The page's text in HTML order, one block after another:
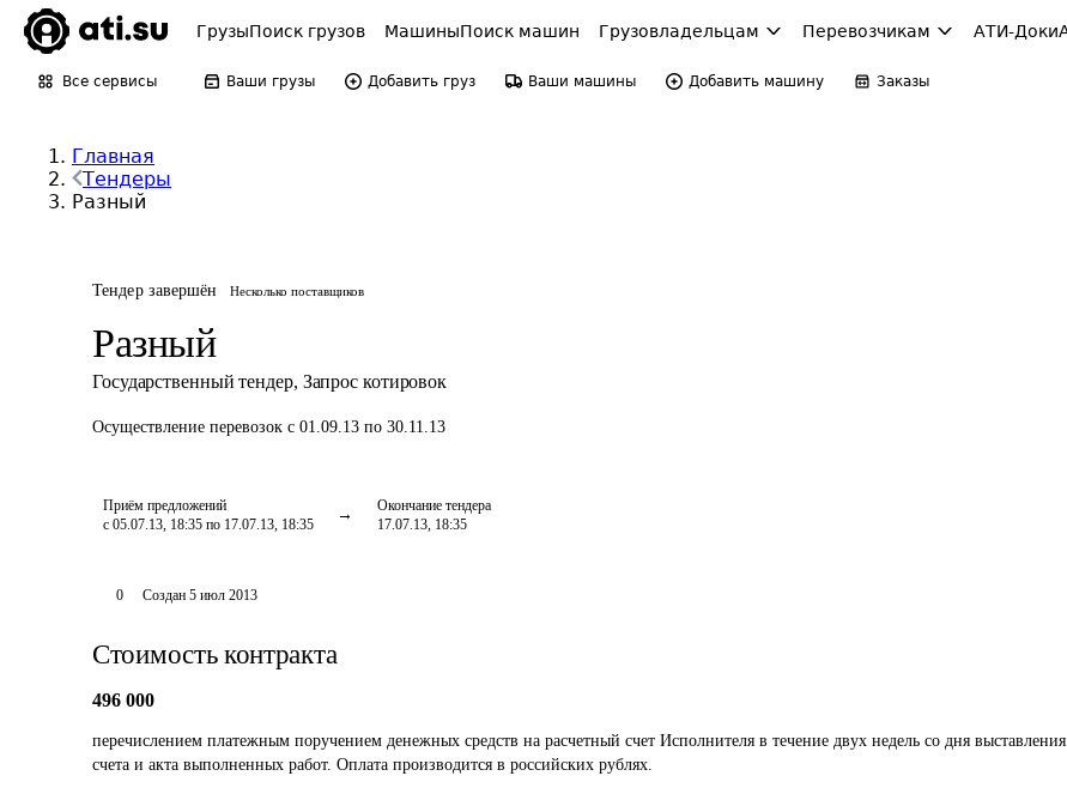
ГрузыПоиск грузов МашиныПоиск машин Грузовладельцам Перевозчикам АТИ-Доки
Все сервисы Ваши грузы Добавить груз Ваши машины Добавить машину Заказы
Главная
Тендеры
Разный
Тендер завершён Несколько поставщиков
Разный
Государственный тендер, Запрос котировок
Осуществление перевозок с 01.09.13 по 30.11.13
Приём предложений
с 05.07.13, 18:35 по 17.07.13, 18:35
Окончание тендера
17.07.13, 18:35
0 Создан 5 июл 2013
Стоимость контракта
496 000
перечислением платежным поручением денежных средств на расчетный счет Исполнителя в течение двух недель со дня выставления
счета и акта выполненных работ. Оплата производится в российских рублях.